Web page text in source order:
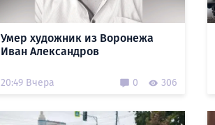
Умер художник из Воронежа
Иван Александров
20:49 Вчера 0 306